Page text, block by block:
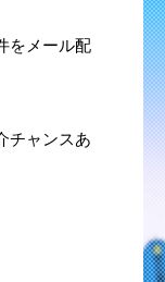
をメール配
チャンスあ